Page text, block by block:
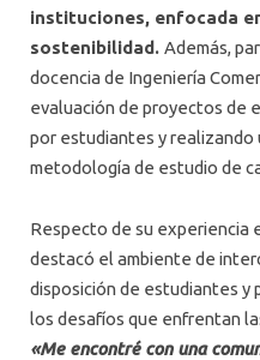
instituciones, enfocada
sostenibilidad. Además,
docencia de Ingeniería
evaluación de proyectos de
por estudiantes y realizando
metodología de estudio de
Respecto de su experiencia
destacó el ambiente de
disposición de estudiantes y
los desafíos que enfrentan
«Me encontré con una